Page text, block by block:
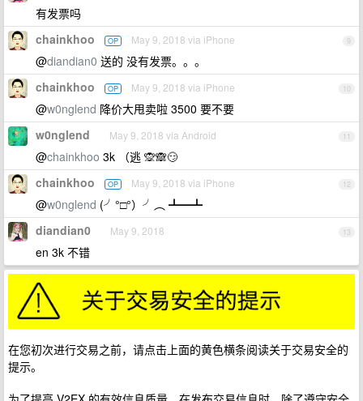
有发票吗
9
chainkhoo OP May 9, 2018 via iPhone
@diandian0 送的 没有发票。。。
10
chainkhoo OP May 9, 2018 via iPhone
@w0nglend 降价大甩卖啦 3500 要不要
11
w0nglend May 9, 2018 via Android
@chainkhoo 3k （逃 🙊🙈😏
12
chainkhoo OP May 9, 2018 via iPhone
@w0nglend (╯°□°）╯︵ ┻━┻
13
diandian0 May 9, 2018
en 3k 不错
在您初次进行交易之前，请点击上面的黄色横条阅读关于交易安全的
提示。